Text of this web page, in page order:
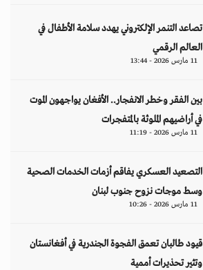
تصاعد التنمر الإلكتروني يهدد سلامة الأطفال في
العالم الرقمي
11 مارس 2026 - 13:44
بين الفقر وخطر الانفجار.. الأفغان يواجهون الموت
في أراضيهم الملوثة بالمتفجرات
11 مارس 2026 - 11:19
التصعيد العسكري يفاقم أزمات الخدمات الصحية
وسط موجات نزوح جنوب لبنان
11 مارس 2026 - 10:26
قيود طالبان تعمق الفجوة الجندرية في أفغانستان
وتثير تحذيرات أممية